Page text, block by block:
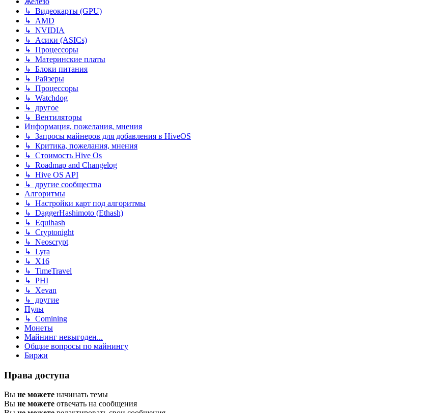
↳ Видеокарты (GPU)
↳ AMD
↳ NVIDIA
↳ Асики (ASICs)
↳ Процессоры
↳ Материнские платы
↳ Блоки питания
↳ Райзеры
↳ Процессоры
↳ Watchdog
↳ другое
↳ Вентиляторы
Информация, пожелания, мнения
↳ Запросы майнеров для добавления в HiveOS
↳ Критика, пожелания, мнения
↳ Стоимость Hive Os
↳ Roadmap and Changelog
↳ Hive OS API
↳ другие сообщества
Алгоритмы
↳ Настройки карт под алгоритмы
↳ DaggerHashimoto (Ethash)
↳ Equihash
↳ Cryptonight
↳ Neoscrypt
↳ Lyra
↳ X16
↳ TimeTravel
↳ PHI
↳ Xevan
↳ другие
Пулы
↳ Comining
Монеты
Майнинг невыгоден...
Общие вопросы по майнингу
Биржи
Права доступа
Вы не можете начинать темы
Вы не можете отвечать на сообщения